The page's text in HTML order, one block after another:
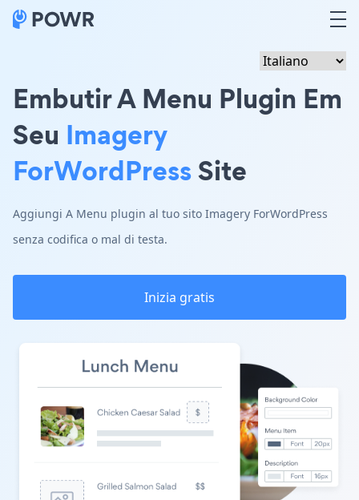
Embutir A Menu Plugin Em
Seu Imagery
ForWordPressSite
Aggiungi A Menu plugin al tuo sito Imagery ForWordPress
senza codifica o mal di testa.
Inizia gratis